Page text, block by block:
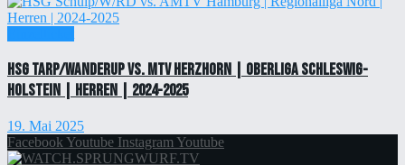
HSG Tarp/Wanderup vs. MTV Herzhorn | Oberliga Schleswig-
Holstein | Herren | 2024-2025
19. Mai 2025
Facebook Youtube Instagram Youtube